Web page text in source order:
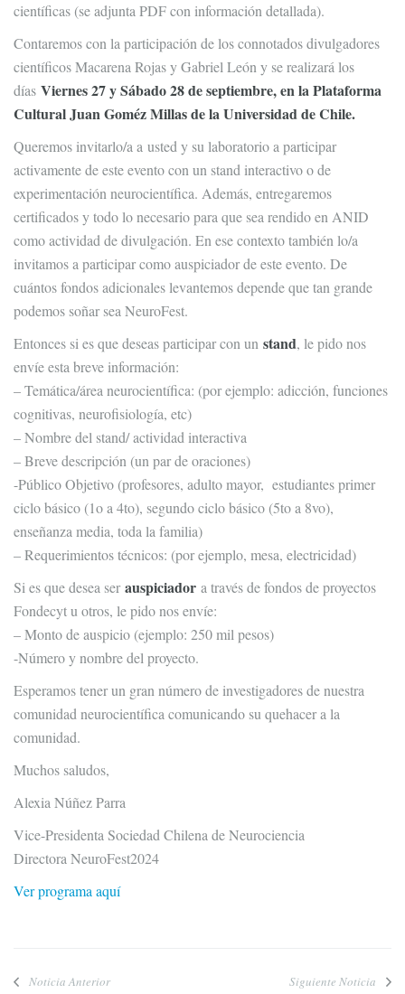
científicas (se adjunta PDF con información detallada).
Contaremos con la participación de los connotados divulgadores
científicos Macarena Rojas y Gabriel León y se realizará los
días Viernes 27 y Sábado 28 de septiembre, en la Plataforma
Cultural Juan Goméz Millas de la Universidad de Chile.
Queremos invitarlo/a a usted y su laboratorio a participar
activamente de este evento con un stand interactivo o de
experimentación neurocientífica. Además, entregaremos
certificados y todo lo necesario para que sea rendido en ANID
como actividad de divulgación. En ese contexto también lo/a
invitamos a participar como auspiciador de este evento. De
cuántos fondos adicionales levantemos depende que tan grande
podemos soñar sea NeuroFest.
Entonces si es que deseas participar con un stand, le pido nos
envíe esta breve información:
– Temática/área neurocientífica: (por ejemplo: adicción, funciones
cognitivas, neurofisiología, etc)
– Nombre del stand/ actividad interactiva
– Breve descripción (un par de oraciones)
-Público Objetivo (profesores, adulto mayor, estudiantes primer
ciclo básico (1o a 4to), segundo ciclo básico (5to a 8vo),
enseñanza media, toda la familia)
– Requerimientos técnicos: (por ejemplo, mesa, electricidad)
Si es que desea serauspiciador a través de fondos de proyectos
Fondecyt u otros, le pido nos envíe:
– Monto de auspicio (ejemplo: 250 mil pesos)
-Número y nombre del proyecto.
Esperamos tener un gran número de investigadores de nuestra
comunidad neurocientífica comunicando su quehacer a la
comunidad.
Muchos saludos,
Alexia Núñez Parra
Vice-Presidenta Sociedad Chilena de Neurociencia
Directora NeuroFest2024
Ver programa aquí
Noticia Anterior
Siguiente Noticia